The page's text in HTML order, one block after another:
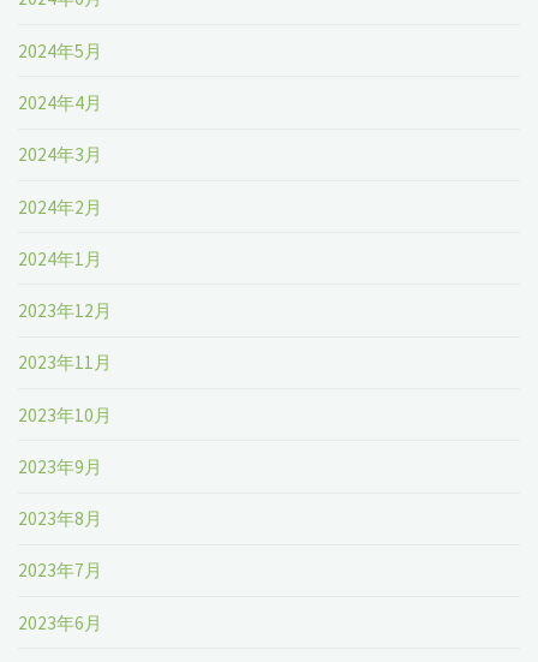
2024年5月
2024年4月
2024年3月
2024年2月
2024年1月
2023年12月
2023年11月
2023年10月
2023年9月
2023年8月
2023年7月
2023年6月